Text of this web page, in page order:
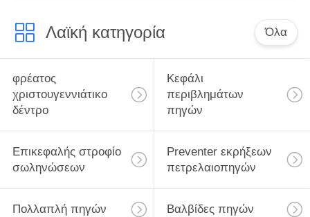
Λαϊκή κατηγορία Όλα
φρέατος
χριστουγεννιάτικο
δέντρο
Κεφάλι
περιβλημάτων
πηγών
Επικεφαλής στροφίο
σωληνώσεων
Preventer εκρήξεων
πετρελαιοπηγών
Πολλαπλή πηγών Βαλβίδες πηγών